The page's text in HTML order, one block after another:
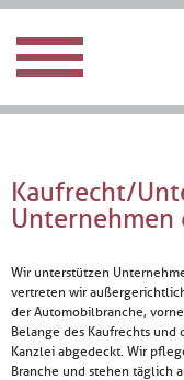
Kaufrecht/
Wir unterstützen
vertreten wir
der Automobilbranche,
Belange des Kaufrechts und
Kanzlei abgedeckt. Wir
Branche und stehen täglich